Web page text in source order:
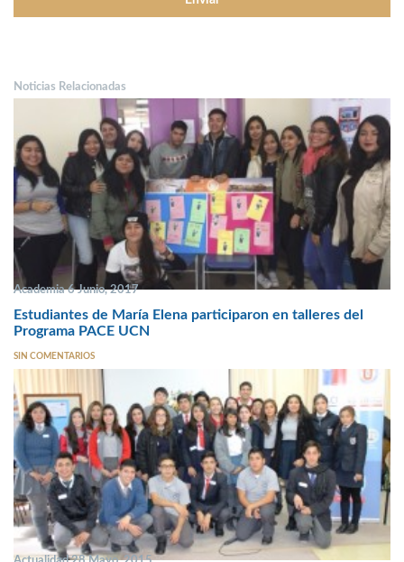
Noticias Relacionadas
Academia 6 Junio, 2017
Estudiantes de María Elena participaron en talleres del
Programa PACE UCN
SIN COMENTARIOS